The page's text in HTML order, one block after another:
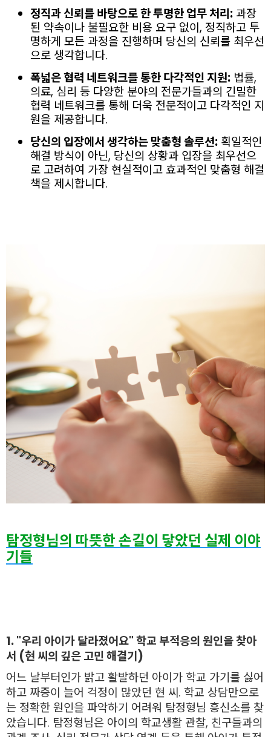
정직과 신뢰를 바탕으로 한 투명한 업무 처리: 과장
된 약속이나 불필요한 비용 요구 없이, 정직하고 투
명하게 모든 과정을 진행하며 당신의 신뢰를 최우선
으로 생각합니다.
폭넓은 협력 네트워크를 통한 다각적인 지원: 법률,
의료, 심리 등 다양한 분야의 전문가들과의 긴밀한
협력 네트워크를 통해 더욱 전문적이고 다각적인 지
원을 제공합니다.
당신의 입장에서 생각하는 맞춤형 솔루션: 획일적인
해결 방식이 아닌, 당신의 상황과 입장을 최우선으
로 고려하여 가장 현실적이고 효과적인 맞춤형 해결
책을 제시합니다.
탐정형님의 따뜻한 손길이 닿았던 실제 이야
기들
1. "우리 아이가 달라졌어요" 학교 부적응의 원인을 찾아
서 (현 씨의 깊은 고민 해결기)
어느 날부터인가 밝고 활발하던 아이가 학교 가기를 싫어
하고 짜증이 늘어 걱정이 많았던 현 씨. 학교 상담만으로
는 정확한 원인을 파악하기 어려워 탐정형님 흥신소를 찾
았습니다. 탐정형님은 아이의 학교생활 관찰, 친구들과의